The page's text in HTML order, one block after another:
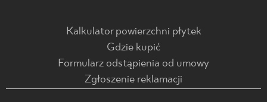
Kalkulator powierzchni płytek
Gdzie kupić
Formularz odstąpienia od umowy
Zgłoszenie reklamacji